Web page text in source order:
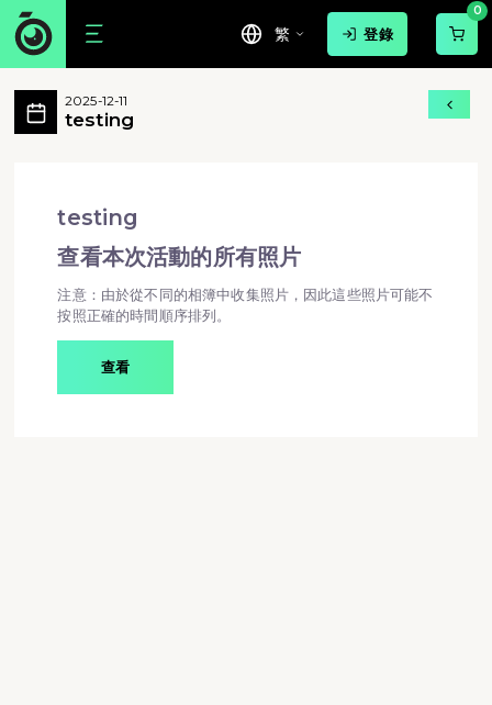
繁 登錄
0
testing 活動相簿 MovePic
testing 所有相片
2025-12-11
testing
testing
查看本次活動的所有照片
注意：由於從不同的相簿中收集照片，因此這些照片可能不
按照正確的時間順序排列。
查看